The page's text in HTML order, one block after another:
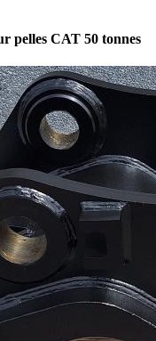
pelles CAT 50 tonnes